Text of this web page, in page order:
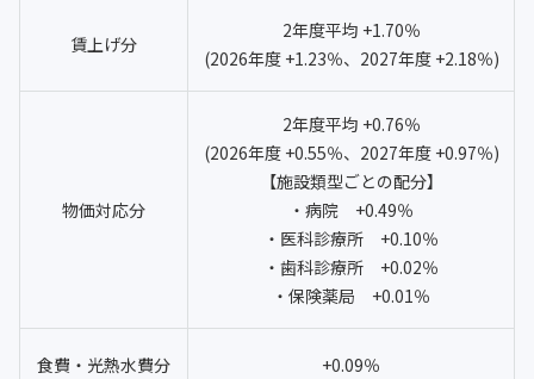
賃上げ分
2年度平均 +1.70％
(2026年度 +1.23％、2027年度 +2.18％)
物価対応分
2年度平均 +0.76％
(2026年度 +0.55％、2027年度 +0.97％)
【施設類型ごとの配分】
・病院 +0.49％
・医科診療所 +0.10％
・歯科診療所 +0.02％
・保険薬局 +0.01％
食費・光熱水費分 +0.09％